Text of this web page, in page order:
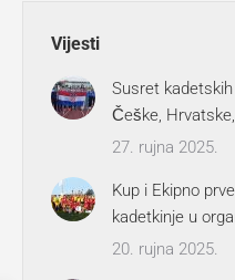
Vijesti
Susret
Češke,
27. rujna 2025.
Kup i Ekipno
kadetkinje u
20. rujna 2025.